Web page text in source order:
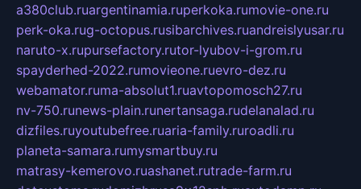
a380club.ruargentinamia.ruperkoka.rumovie-one.ru
perk-oka.rug-octopus.rusibarchives.ruandreislyusar.ru
naruto-x.rupursefactory.rutor-lyubov-i-grom.ru
spayderhed-2022.rumovieone.ruevro-dez.ru
webamator.ruma-absolut1.ruavtopomosch27.ru
nv-750.runews-plain.runertansaga.rudelanalad.ru
dizfiles.ruyoutubefree.ruaria-family.ruroadli.ru
planeta-samara.rumysmartbuy.ru
matrasy-kemerovo.ruashanet.rutrade-farm.ru